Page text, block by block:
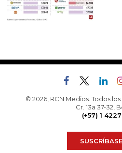
© 2026, RCN Medios. Todos
Cr. 13a 37-32,
(+57) 1
SUSCRÍBASE